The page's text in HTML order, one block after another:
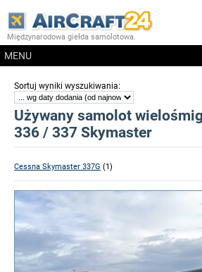
Międzynarodowa giełda samolotowa.
MENU
Sortuj wyniki wyszukiwania:
Używany samolot
336 / 337 Skymaster
Cessna Skymaster 337G (1)